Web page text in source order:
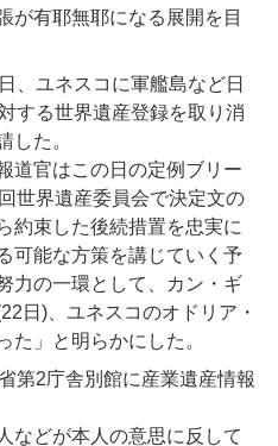
が有耶無耶になる展開を目
、ユネスコに軍艦島など日
する世界遺産登録を取り消
した。
道官はこの日の定例ブリー
世界遺産委員会で決定文の
約束した後続措置を忠実に
可能な方策を講じていく予
力の一環として、カン・ギ
日)、ユネスコのオドリア・
た」と明らかにした。
第2庁舎別館に産業遺産情報
などが本人の意思に反して